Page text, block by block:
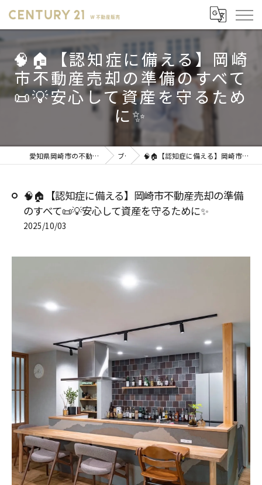
🧠🏠【認知症に備える】岡崎
市不動産売却の準備のすべて
📜💡安心して資産を守るため
に✨
愛知県岡崎市の不動産売却ならセンチュリー21 W不動産販売 ブログ 🧠🏠【認知症に備える】岡崎市不動産売却の準備のすべて📜💡安心して資産を守るために✨
🧠🏠【認知症に備える】岡崎市不動産売却の準備
のすべて📜💡安心して資産を守るために✨
2025/10/03